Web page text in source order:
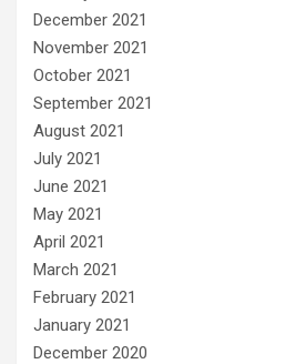
December 2021
November 2021
October 2021
September 2021
August 2021
July 2021
June 2021
May 2021
April 2021
March 2021
February 2021
January 2021
December 2020